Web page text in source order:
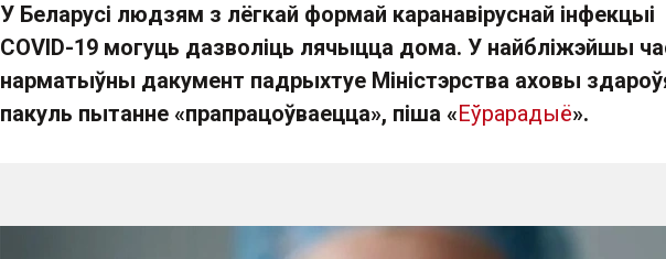
У Беларусі людзям з лёгкай формай каранавіруснай інфекцыі
COVID-19 могуць дазволіць лячыцца дома. У найбліжэйшы
нарматыўны дакумент падрыхтуе Міністэрства аховы
пакуль пытанне «прапрацоўваецца», піша «Еўрарадыё».